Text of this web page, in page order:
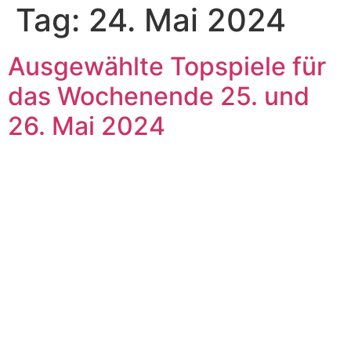
Tag: 24. Mai 2024
Ausgewählte Topspiele für
das Wochenende 25. und
26. Mai 2024